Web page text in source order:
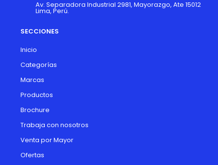
Av. Separadora Industrial 2981, Mayorazgo, Ate 15012
Lima, Perú.
SECCIONES
Inicio
Categorías
Marcas
Productos
Brochure
Trabaja con nosotros
Venta por Mayor
Ofertas